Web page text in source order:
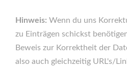
Hinweis: Wenn du uns
zu Einträgen schickst
Beweis zur Korrektheit der
also auch gleichzeitig URL's/